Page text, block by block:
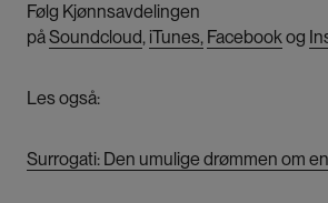
Følg Kjønnsavdelingen
påSoundcloud, iTunes, Facebookog
Les også:
Surrogati: Den umulige drømmen om